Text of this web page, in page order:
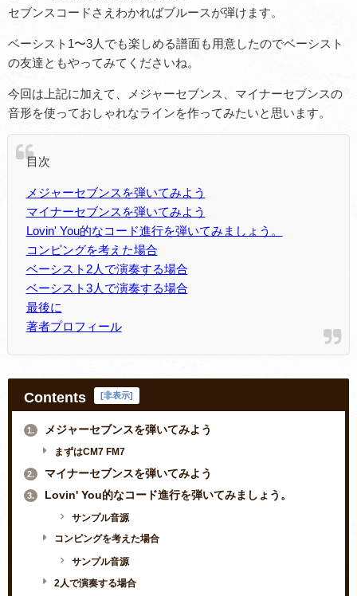
セブンスコードさえわかればブルースが弾けます。
ベーシスト1〜3人でも楽しめる譜面も用意したのでベーシスト
の友達ともやってみてくださいね。
今回は上記に加えて、メジャーセブンス、マイナーセブンスの
音形を使っておしゃれなラインを作ってみたいと思います。
目次
メジャーセブンスを弾いてみよう
マイナーセブンスを弾いてみよう
Lovin' You的なコード進行を弾いてみましょう。
コンピングを考えた場合
ベーシスト2人で演奏する場合
ベーシスト3人で演奏する場合
最後に
著者プロフィール
Contents [非表示]
1. メジャーセブンスを弾いてみよう
まずはCM7 FM7
2. マイナーセブンスを弾いてみよう
3. Lovin' You的なコード進行を弾いてみましょう。
サンプル音源
コンピングを考えた場合
サンプル音源
2人で演奏する場合